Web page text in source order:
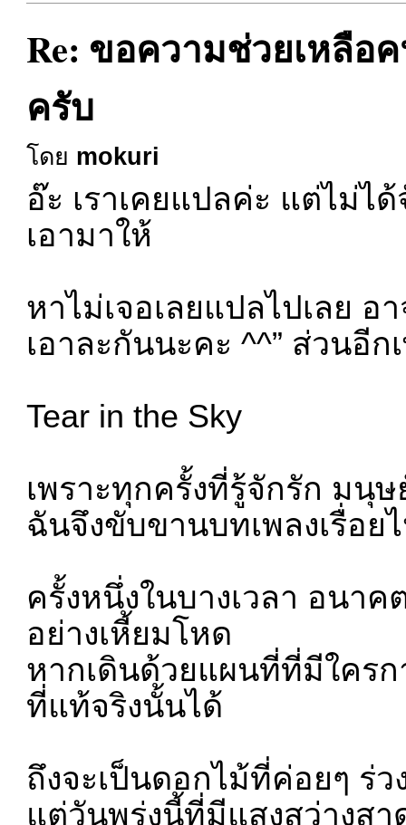
Re: ขอความช่วยเหลื
ครับ
โดย mokuri
อ๊ะ เราเคยแปลค่ะ แต่ไม่ไ
เอามาให้
หาไม่เจอเลยแปลไปเลย อ
เอาละกันนะคะ ^^” ส่วนอีก
Tear in the Sky
เพราะทุกครั้งที่รู้จักรัก มนุ
ฉันจึงขับขานบทเพลงเรื่อย
ครั้งหนึ่งในบางเวลา อนา
อย่างเหี้ยมโหด
หากเดินด้วยแผนที่ที่มีใครก
ที่แท้จริงนั้นได้
ถึงจะเป็นดอกไม้ที่ค่อยๆ ร่
แต่วันพรุ่งนี้ที่มีแสงสว่างสา